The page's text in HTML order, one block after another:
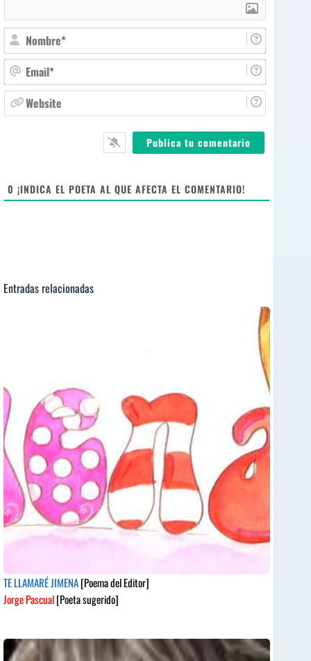
N
o
m
b
r
E
m
a
ie
0 ¡INDICA EL POETA AL QUE AFECTA EL COMENTARIO!
Entradas relacionadas
TE LLAMARÉ JIMENA[Poema del Editor]
Jorge Pascual[Poeta sugerido]